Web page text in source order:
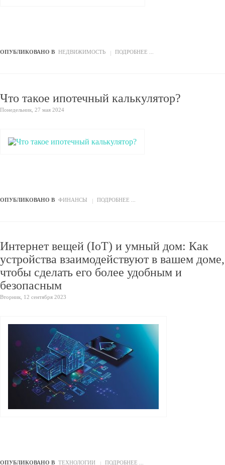
ОПУБЛИКОВАНО В НЕДВИЖИМОСТЬ ПОДРОБНЕЕ ...
Что такое ипотечный калькулятор?
Понедельник, 27 мая 2024
ОПУБЛИКОВАНО В ФИНАНСЫ ПОДРОБНЕЕ ...
Интернет вещей (IoT) и умный дом: Как
устройства взаимодействуют в вашем доме,
чтобы сделать его более удобным и
безопасным
Вторник, 12 сентября 2023
ОПУБЛИКОВАНО В ТЕХНОЛОГИИ ПОДРОБНЕЕ ...